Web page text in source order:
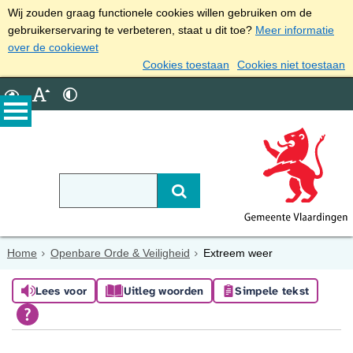
Wij zouden graag functionele cookies willen gebruiken om de
gebruikerservaring te verbeteren, staat u dit toe? Meer informatie
over de cookiewet
Cookies toestaan
Cookies niet toestaan
Home Openbare Orde & Veiligheid Extreem weer
Lees voor Uitleg woorden Simpele tekst